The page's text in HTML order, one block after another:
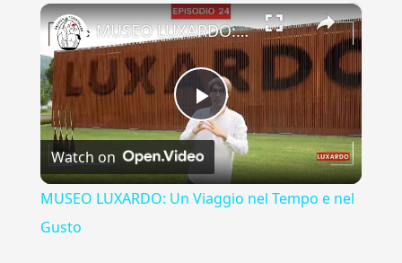
Fullscreen ×
Play
Video
MUSEO LUXARDO: Un Viaggio nel Tempo e nel Gusto
Watch on
MUSEO LUXARDO: Un Viaggio nel Tempo e nel
Gusto